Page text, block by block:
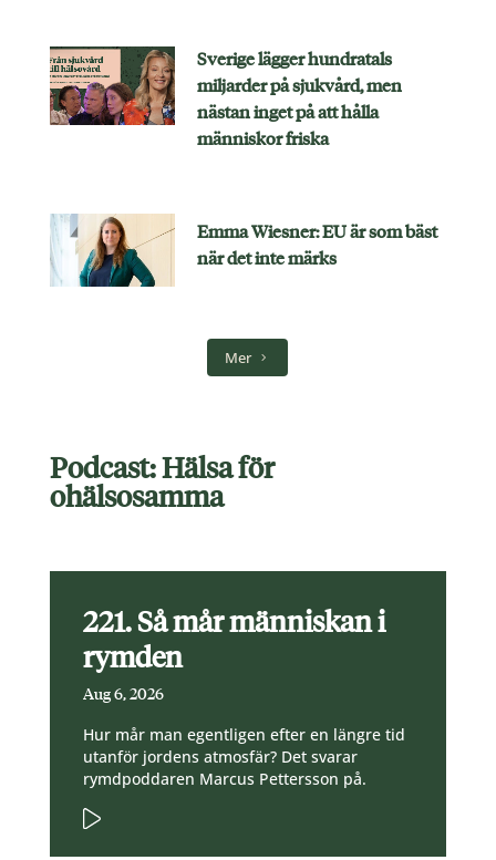
Sverige lägger hundratals
miljarder på sjukvård, men
nästan inget på att hålla
människor friska
Emma Wiesner: EU är som bäst
när det inte märks
Mer
Podcast: Hälsa för
ohälsosamma
221. Så mår människan i
rymden
Aug 6, 2026
Hur mår man egentligen efter en längre tid
utanför jordens atmosfär? Det svarar
rymdpoddaren Marcus Pettersson på.